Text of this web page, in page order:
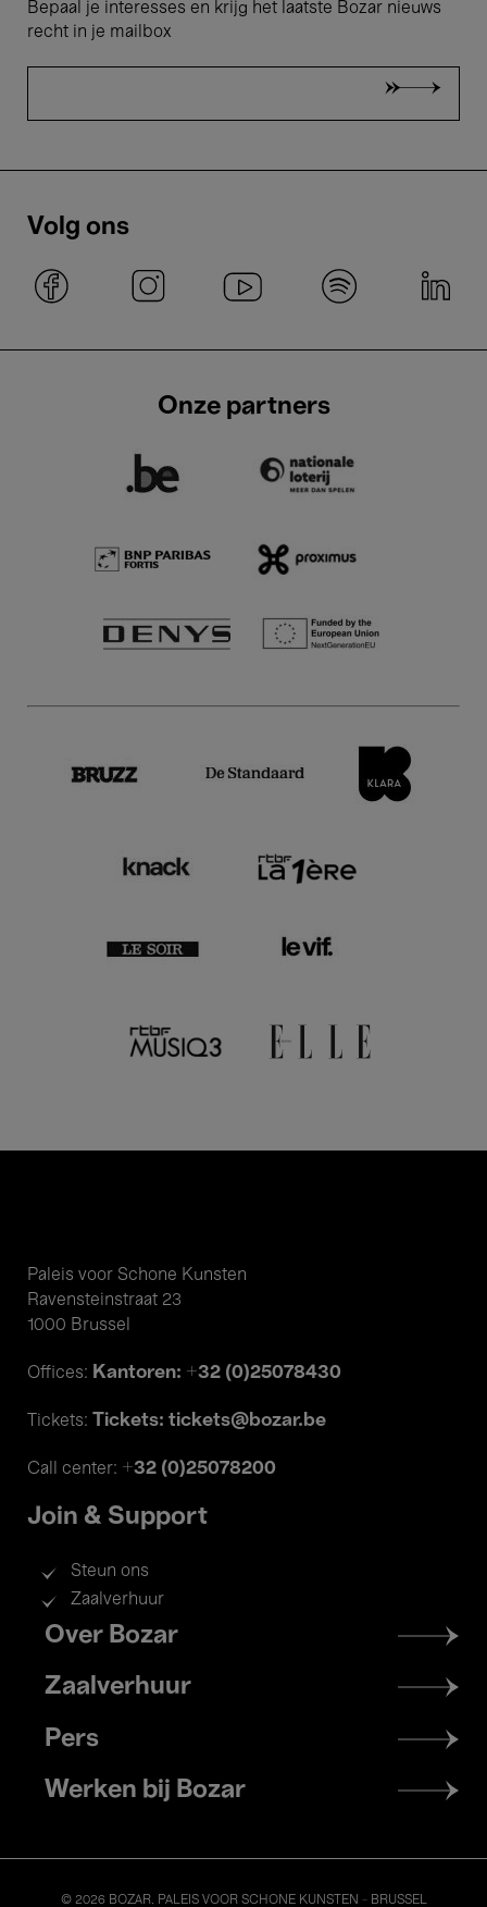
Bepaal je interesses en krijg het laatste Bozar nieuws
recht in je mailbox
Volg ons
Onze partners
Paleis voor Schone Kunsten
Ravensteinstraat 23
1000 Brussel
Offices: Kantoren: +32 (0)25078430
Tickets: Tickets: tickets@bozar.be
Call center: +32 (0)25078200
Join & Support
Steun ons
Zaalverhuur
Footer
menu
Over Bozar
Zaalverhuur
Pers
Werken bij Bozar
© 2026 BOZAR. PALEIS VOOR SCHONE KUNSTEN - BRUSSEL